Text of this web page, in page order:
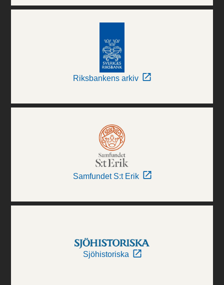
Riksbankens arkiv
Samfundet S:t Erik
Sjöhistoriska